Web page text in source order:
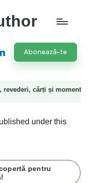
Abonează-te
și momente speciale
under this
pentru